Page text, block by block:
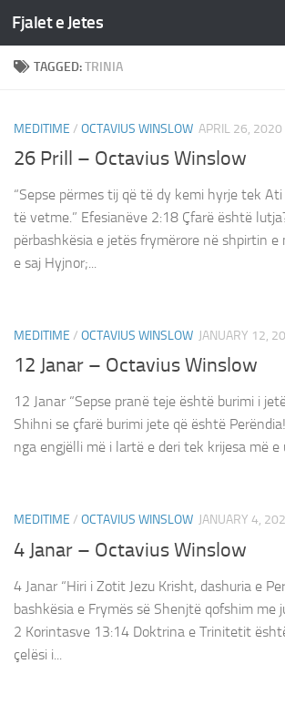
Skip to content
Fjalet e Jetes
TAGGED:TRINIA
MEDITIME / OCTAVIUS WINSLOW APRIL 26, 2020
26 Prill – Octavius Winslow
“Sepse përmes tij që të dy kemi hyrje tek
të vetme.” Efesianëve 2:18 Çfarë është
përbashkësia e jetës frymërore në shpirtin
e saj Hyjnor;...
MEDITIME / OCTAVIUS WINSLOW JANUARY 12,
12 Janar – Octavius Winslow
12 Janar “Sepse pranë teje është burimi i
Shihni se çfarë burimi jete që është
nga engjëlli më i lartë e deri tek krijesa më e
MEDITIME / OCTAVIUS WINSLOW JANUARY 4,
4 Janar – Octavius Winslow
4 Janar “Hiri i Zotit Jezu Krisht, dashuria e
bashkësia e Frymës së Shenjtë qofshim me
2 Korintasve 13:14 Doktrina e Trinitetit
çelësi i...